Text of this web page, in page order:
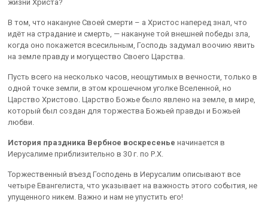
жизни Христа?
В том, что накануне Своей смерти – а Христос наперед знал, что
идёт на страдание и смерть, — накануне той внешней победы зла,
когда оно покажется всесильным, Господь задумал воочию явить
на земле правду и могущество Своего Царства.
Пусть всего на несколько часов, неощутимых в вечности, только в
одной точке земли, в этом крошечном уголке Вселенной, но
Царство Христово. Царство Божье было явлено на земле, в мире,
который был создан для торжества Божьей правды и Божьей
любви.
История праздника Вербное воскресенье начинается в
Иерусалиме приблизительно в 30 г. по Р.Х.
Торжественный въезд Господень в Иерусалим описывают все
четыре Евангелиста, что указывает на важность этого события, не
упущенного никем. Важно и нам не упустить его!